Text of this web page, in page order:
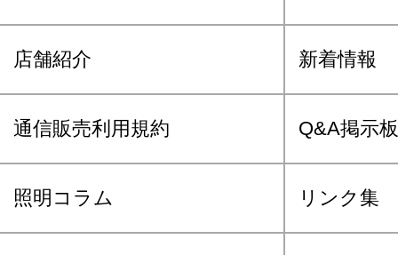
店舗紹介 新着情報
通信販売利用規約 Q&A掲示板
照明コラム リンク集